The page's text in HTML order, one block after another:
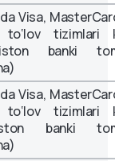
Visa,
tizimlari
banki
Visa,
tizimlari
banki